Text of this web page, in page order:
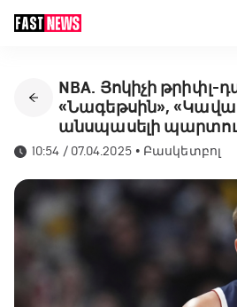
NBA. Յոկիչի թրիփլ-
«Նագեթսին»,
անսպասելի
10:54 / 07.04.2025 • Բասկետբոլ